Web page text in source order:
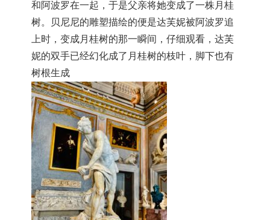
和阿波罗在一起，于是父亲将她变成了一株月桂
树。
贝尼尼的雕塑描绘的便是达芙妮被阿波罗追
上时， 变成月桂树的那一瞬间，仔细观看， 达芙
妮的双手已经幻化成了月桂树的枝叶，脚下也有
树根生成